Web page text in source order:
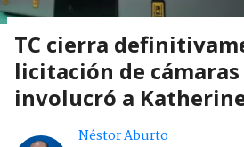
TC cierra
licitación de cámaras
involucró a
Néstor Aburto